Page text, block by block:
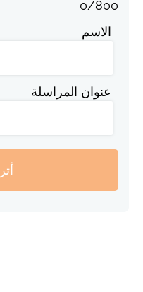
0/800
الاسم
عنوان المراسلة